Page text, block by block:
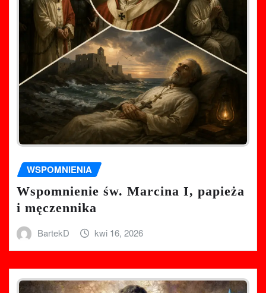
WSPOMNIENIA
Wspomnienie św. Marcina I, papieża
i męczennika
BartekD kwi 16, 2026